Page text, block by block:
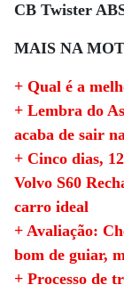
CB Twister
MAIS NA
+ Qual é a
+ Lembra do
acaba de sair
+ Cinco dias,
Volvo S60
carro ideal
+ Avaliação:
bom de guiar,
+ Processo de